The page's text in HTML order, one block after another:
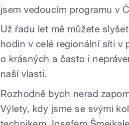
jsem vedoucím programu v
Už řadu let mě můžete
hodin v celé regionální síti v
o krásných a často i
naší vlasti.
Rozhodně bych nerad
Výlety, kdy jsme se svými